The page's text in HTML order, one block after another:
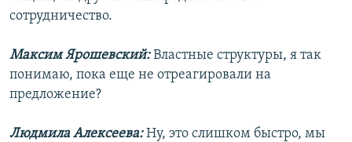
сотрудничество.
Максим Ярошевский:Властные структуры, я так
понимаю, пока еще не отреагировали на
предложение?
Людмила Алексеева:Ну, это слишком быстро, мы